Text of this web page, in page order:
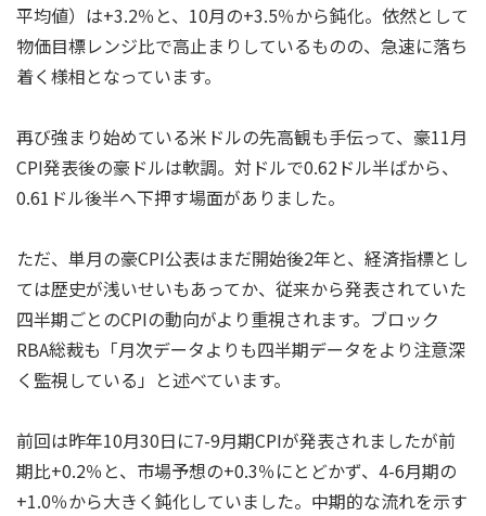
平均値）は+3.2％と、10月の+3.5％から鈍化。依然として
物価目標レンジ比で高止まりしているものの、急速に落ち
着く様相となっています。
再び強まり始めている米ドルの先高観も手伝って、豪11月
CPI発表後の豪ドルは軟調。対ドルで0.62ドル半ばから、
0.61ドル後半へ下押す場面がありました。
ただ、単月の豪CPI公表はまだ開始後2年と、経済指標とし
ては歴史が浅いせいもあってか、従来から発表されていた
四半期ごとのCPIの動向がより重視されます。ブロック
RBA総裁も「月次データよりも四半期データをより注意深
く監視している」と述べています。
前回は昨年10月30日に7-9月期CPIが発表されましたが前
期比+0.2％と、市場予想の+0.3％にとどかず、4-6月期の
+1.0％から大きく鈍化していました。中期的な流れを示す